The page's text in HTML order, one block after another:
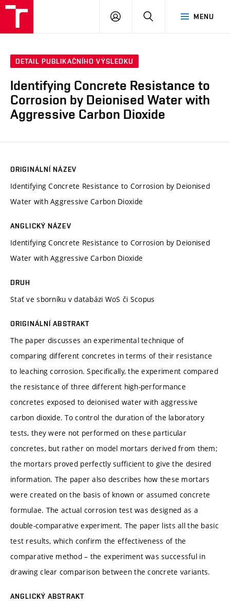
MENU
PŘIHLÁSIT
DETAIL PUBLIKAČNÍHO VÝSLEDKU
Identifying Concrete Resistance to
Corrosion by Deionised Water with
Aggressive Carbon Dioxide
ORIGINÁLNÍ NÁZEV
Identifying Concrete Resistance to Corrosion by Deionised
Water with Aggressive Carbon Dioxide
ANGLICKÝ NÁZEV
Identifying Concrete Resistance to Corrosion by Deionised
Water with Aggressive Carbon Dioxide
DRUH
Stať ve sborníku v databázi WoS či Scopus
ORIGINÁLNÍ ABSTRAKT
The paper discusses an experimental technique of
comparing different concretes in terms of their resistance
to leaching corrosion. Specifically, the experiment compared
the resistance of three different high-performance
concretes exposed to deionised water with aggressive
carbon dioxide. To control the duration of the laboratory
tests, they were not performed on these particular
concretes, but rather on model mortars derived from them;
the mortars proved perfectly sufficient to give the desired
information. The paper also describes how these mortars
were created on the basis of known or assumed concrete
formulae. The actual corrosion test was designed as a
double-comparative experiment. The paper lists all the basic
test results, which confirm the effectiveness of the
comparative method – the experiment was successful in
drawing clear comparison between the concrete variants.
ANGLICKÝ ABSTRAKT